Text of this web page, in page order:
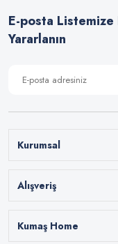
E-posta Listemize
Yararlanın
Kurumsal
Alışveriş
Kumaş Home